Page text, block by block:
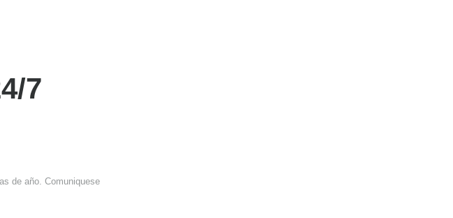
7
de año. Comuniquese